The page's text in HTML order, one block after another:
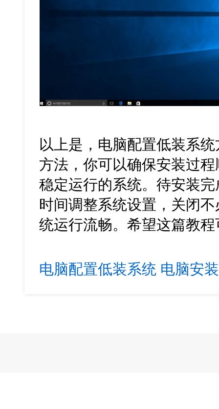
以上是，电脑配置低装系
方法，你可以确保安装过
稳定运行的系统。待安装
时间调整系统设置，关闭
统运行流畅。希望这篇教
电脑配置低装系统 电脑安